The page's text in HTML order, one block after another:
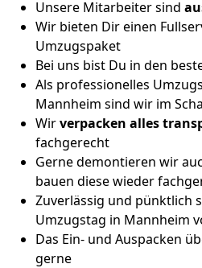
Unsere Mitarbeiter sind
Wir bieten Dir einen
Umzugspaket
Bei uns bist Du in den
Als professionelles
Mannheim sind wir im
Wirverpacken alles
fachgerecht
Gerne demontieren wir
bauen diese wieder
Zuverlässig und pünktlich
Umzugstag in Mannheim
Das Ein- und Auspacken
gerne